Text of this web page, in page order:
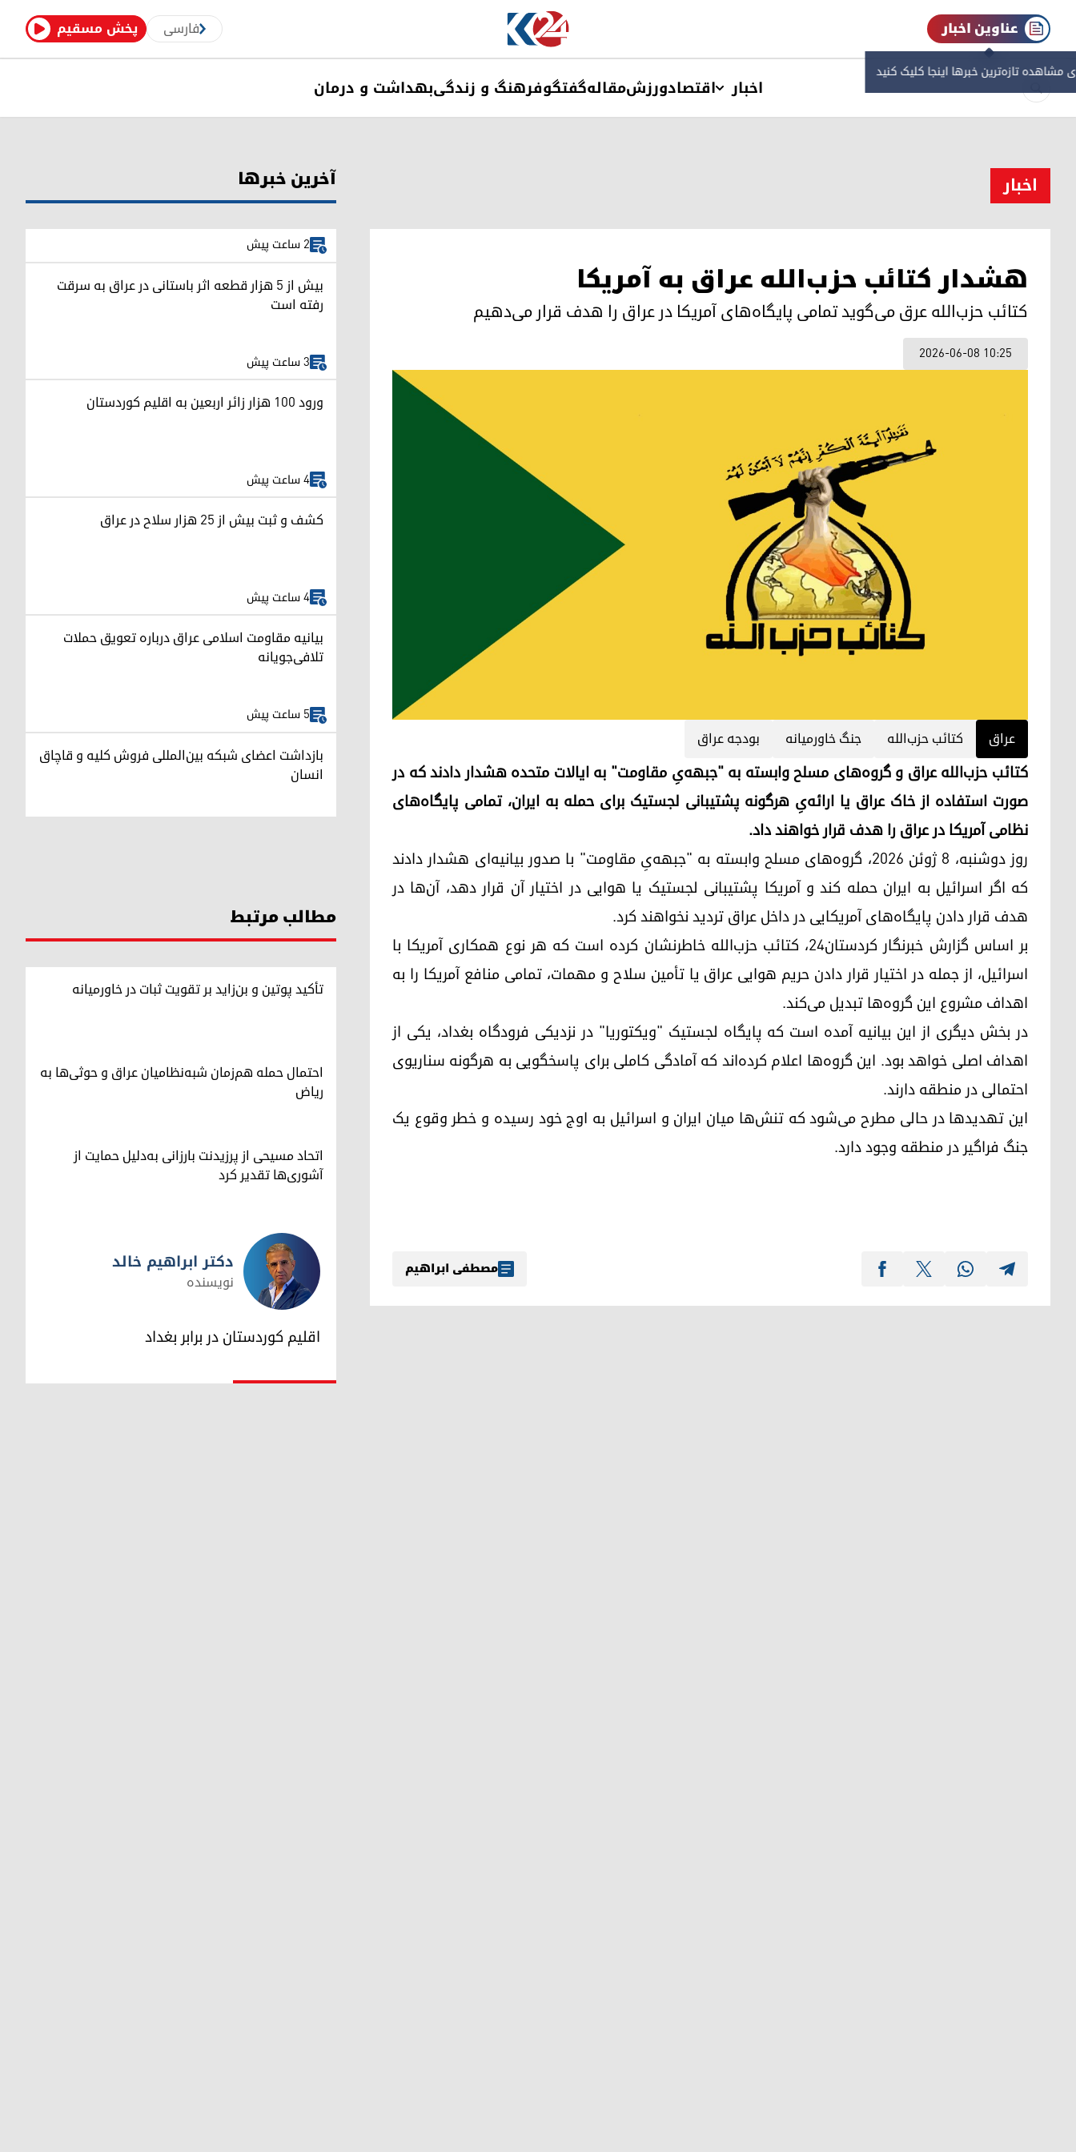
پخش مسقیم فارسی عناوین اخبار
مشاهده‌ تازه‌ترین خبرها اینجا کلیک کنید
اخبار اقتصادورزشمقالهگفتگوفرهنگ و زندگیبهداشت و درمان
اخبار
هشدار کتائب حزب‌الله عراق به آمریکا
کتائب حزب‌الله عرق می‌گوید تمامی پایگاه‌های آمریکا در عراق را هدف قرار می‌دهیم
2026-06-08 10:25
عراق کتائب حزب‌الله جنگ خاورمیانه بودجە عراق
کتائب حزب‌الله عراق و گروه‌های مسلح وابسته به "جبهه‌یِ مقاومت" به ایالات متحده هشدار دادند که در
صورت استفاده از خاک عراق یا ارائه‌یِ هرگونه پشتیبانی لجستیک برای حمله به ایران، تمامی پایگاه‌های
نظامی آمریکا در عراق را هدف قرار خواهند داد.
روز دوشنبه، ۸ ژوئن ۲۰۲۶، گروه‌های مسلح وابسته به "جبهه‌یِ مقاومت" با صدور بیانیه‌ای هشدار دادند
که اگر اسرائیل به ایران حمله کند و آمریکا پشتیبانی لجستیک یا هوایی در اختیار آن قرار دهد، آن‌ها در
هدف قرار دادن پایگاه‌های آمریکایی در داخل عراق تردید نخواهند کرد.
بر اساس گزارش خبرنگار کردستان۲۴، کتائب حزب‌الله خاطرنشان کرده است که هر نوع همکاری آمریکا با
اسرائیل، از جمله در اختیار قرار دادن حریم هوایی عراق یا تأمین سلاح و مهمات، تمامی منافع آمریکا را به
اهداف مشروع این گروه‌ها تبدیل می‌کند.
در بخش دیگری از این بیانیه آمده است که پایگاه لجستیک "ویکتوریا" در نزدیکی فرودگاه بغداد، یکی از
اهداف اصلی خواهد بود. این گروه‌ها اعلام کرده‌اند که آمادگی کاملی برای پاسخگویی به هرگونه سناریوی
احتمالی در منطقه دارند.
این تهدیدها در حالی مطرح می‌شود که تنش‌ها میان ایران و اسرائیل به اوج خود رسیده و خطر وقوع یک
جنگ فراگیر در منطقه وجود دارد.
مصطفی ابراهیم
آخرین خبرها
2 ساعت پیش
بیش از ۵ هزار قطعه اثر باستانی در عراق به سرقت
رفته است
3 ساعت پیش
ورود ۱۰۰ هزار زائر اربعین به اقلیم کوردستان
4 ساعت پیش
کشف و ثبت بیش از ۲۵ هزار سلاح در عراق
4 ساعت پیش
بیانیه مقاومت اسلامی عراق درباره تعویق حملات
تلافی‌جویانه
5 ساعت پیش
بازداشت اعضای شبکه بین‌المللی فروش کلیه و قاچاق
انسان
مطالب مرتبط
تأکید پوتین و بن‌زاید بر تقویت ثبات در خاورمیانه
احتمال حمله هم‌زمان شبه‌نظامیان عراق و حوثی‌ها به
ریاض
اتحاد مسیحی از پرزیدنت بارزانی به‌دلیل حمایت از
آشوری‌ها تقدیر کرد
دکتر ابراهیم خالد
دکتر ابراهیم خالد
نویسنده
اقلیم کوردستان در برابر بغداد